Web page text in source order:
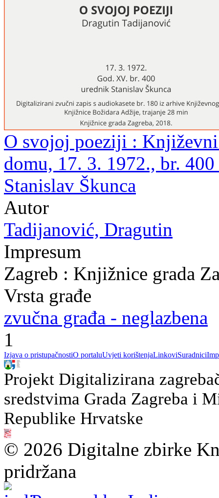
O svojoj poeziji :
domu, 17. 3. 1972., br.
Stanislav Škunca
Autor
Tadijanović, Dragutin
Impresum
Zagreb : Knjižnice grada
Vrsta građe
zvučna građa - neglazbena
1
Izjava o pristupačnostiO portaluUvjeti korištenjaLinkoviSuradnici
Projekt Digitalizirana
sredstvima Grada Zagreba i
Republike Hrvatske
© 2026 Digitalne zbirke
pridržana